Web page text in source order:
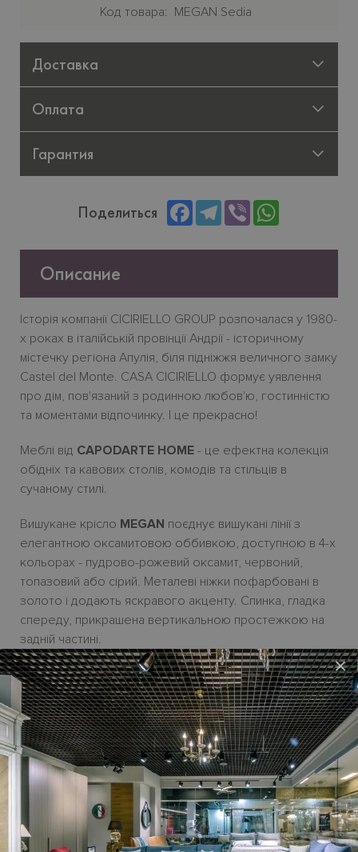
×
Код товара MEGAN Sedia
Доставка
Оплата
Гарантия
Поделиться FacebookTelegram
Viber
Описание
Історія компанії CICIRIELLO GROUP розпочалася у 1980-
х роках в італійській провінції Андрії - історичному
містечку регіона Апулія, біля підніжжя величного замку
Castel del Monte. СASA CICIRIELLO формує уявлення
про дім, пов'язаний з родинною любов'ю, гостинністю
та моментами відпочинку. І це прекрасно!
Меблі від CAPODARTE HOME - це ефектна колекція
обідніх та кавових столів, комодів та стільців в
сучаному стилі.
Вишукане крісло MEGAN поєднує вишукані лінії з
елегантною оксамитовою оббивкою, доступною в 4-х
кольорах - пудрово-рожевий оксамит, червоний,
топазовий або сірий. Металеві ніжки пофарбовані в
золото і додають яскравого акценту. Спинка, гладка
спереду, прикрашена вертикальною простежкою на
задній частині.
Обіднє кріслоMEGANгарно виглядає та прикрасить
сучасний інтер'єр кухні або їдальні.
Виготовляється на замовлення. Мінимальна кількість - 4
шт. Термін постачання з Італії -до 2,5 місяців.
Гарантійний термін- 18 місяців.
Характеристики